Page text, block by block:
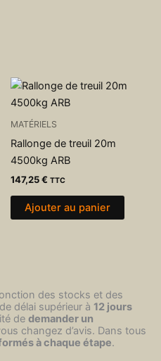
MATÉRIELS
Rallonge de treuil 20m
4500kg ARB
147,25€ TTC
Ajouter au panier
des stocks et des
délai supérieur à 12 jours
de demander un
changez d’avis. Dans tous
à chaque étape.